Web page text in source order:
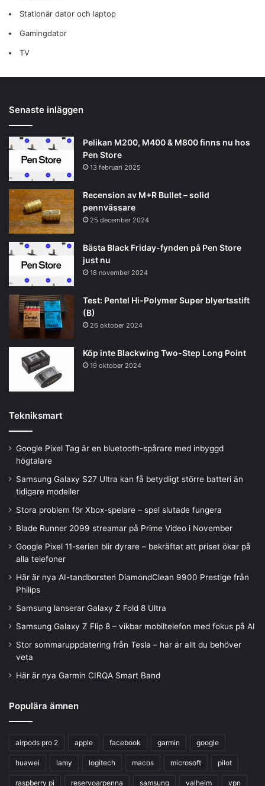
Stationär dator och laptop
Gamingdator
TV
Senaste inläggen
Pelikan M200, M400 & M800 finns nu hos
Pen Store
13 februari 2025
Recension av M+R Bullet – solid
pennvässare
25 december 2024
Bästa Black Friday-fynden på Pen Store
just nu
18 november 2024
Test: Pentel Hi-Polymer Super blyertsstift
(B)
26 oktober 2024
Köp inte Blackwing Two-Step Long Point
19 oktober 2024
Tekniksmart
Google Pixel Tag är en bluetooth-spårare med inbyggd
högtalare
Samsung Galaxy S27 Ultra kan få betydligt större batteri än
tidigare modeller
Stora problem för Xbox-spelare – spel slutade fungera
Blade Runner 2099 streamar på Prime Video i November
Google Pixel 11-serien blir dyrare – bekräftat att priset ökar på
alla telefoner
Här är nya AI-tandborsten DiamondClean 9900 Prestige från
Philips
Samsung lanserar Galaxy Z Fold 8 Ultra
Samsung Galaxy Z Flip 8 – vikbar mobiltelefon med fokus på AI
Stor sommaruppdatering från Tesla – här är allt du behöver
veta
Här är nya Garmin CIRQA Smart Band
Populära ämnen
airpods pro 2 apple facebook garmin google
huawei lamy logitech macos microsoft pilot
raspberry pi reservoarpenna samsung valheim vpn